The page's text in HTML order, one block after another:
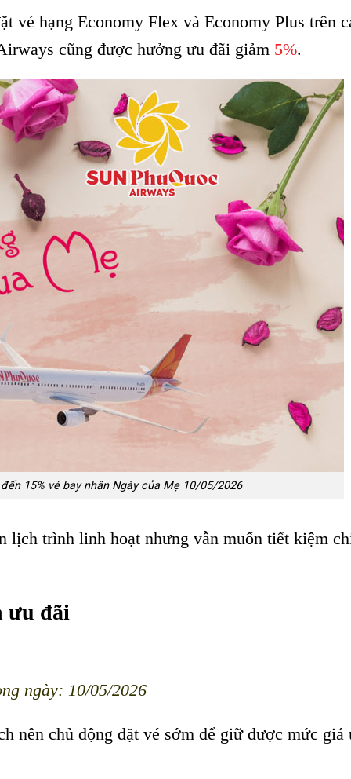
vé hạng Economy Flex và Economy Plus trên
cũng được hưởng ưu đãi giảm 5%.
15% vé bay nhân Ngày của Mẹ 10/05/2026
lịch trình linh hoạt nhưng vẫn muốn tiết kiệm
ưu đãi
ngày: 10/05/2026
nên chủ động đặt vé sớm để giữ được mức giá